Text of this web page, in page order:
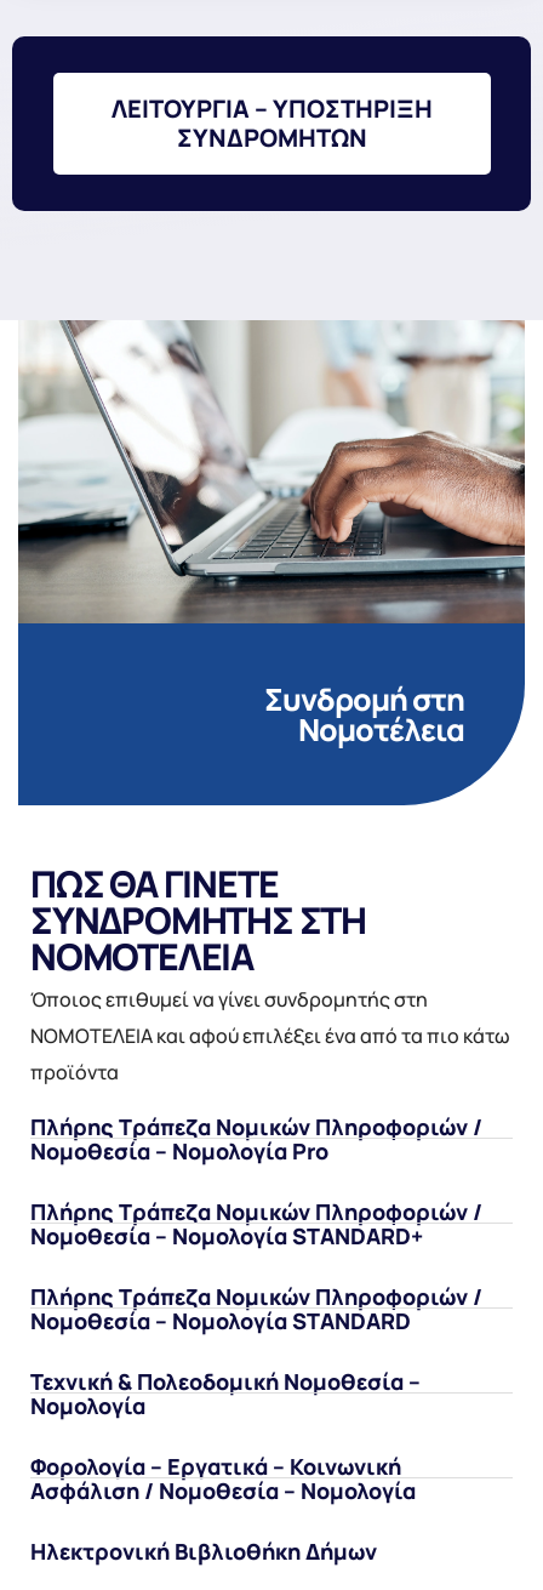
ΛΕΙΤΟΥΡΓΙΑ – ΥΠΟΣΤΗΡΙΞΗ
ΣΥΝΔΡΟΜΗΤΩΝ
Συνδρομή στη
Νομοτέλεια
ΠΩΣ ΘΑ ΓΙΝΕΤΕ
ΣΥΝΔΡΟΜΗΤΗΣ ΣΤΗ
ΝΟΜΟΤΕΛΕΙΑ
Όποιος επιθυμεί να γίνει συνδρομητής στη
ΝΟΜΟΤΕΛΕΙΑ και αφού επιλέξει ένα από τα πιο κάτω
προϊόντα
Πλήρης Τράπεζα Νομικών Πληροφοριών /
Νομοθεσία – Νομολογία Pro
Πλήρης Τράπεζα Νομικών Πληροφοριών /
Νομοθεσία – Νομολογία STANDARD+
Πλήρης Τράπεζα Νομικών Πληροφοριών /
Νομοθεσία – Νομολογία STANDARD
Τεχνική & Πολεοδομική Νομοθεσία –
Νομολογία
Φορολογία – Εργατικά – Κοινωνική
Ασφάλιση / Νομοθεσία – Νομολογία
Ηλεκτρονική Βιβλιοθήκη Δήμων